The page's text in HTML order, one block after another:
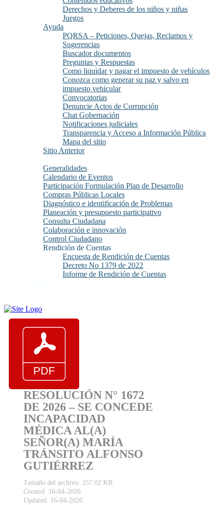
Derechos y Deberes de los niños y niñas
Juegos
Ayuda
PQRSA – Peticiones, Quejas, Reclamos y
Sugerencias
Buscador documentos
Preguntas y Respuestas
Como liquidar y pagar el impuesto de vehículos
Conozca como generar su paz y salvo en
impuesto vehicular
Convocatorias
Denuncie Actos de Corrupción
Chat Gobernación
Notificaciones judiciales
Transparencia y Acceso a Información Pública
Mapa del sitio
Sitio Anterior
Generalidades
Calendario de Eventos
Participación Formulación Plan de Desarrollo
Compras Públicas Locales
Diagnóstico e identificación de Problemas
Planeación y presupuesto participativo
Consulta Ciudadana
Colaboración e innovación
Control Ciudadano
Rendición de Cuentas
Encuesta de Rendición de Cuentas
Decreto No 1379 de 2022
Informe de Rendición de Cuentas
RESOLUCIÓN N° 1672
DE 2026 – SE CONCEDE
INCAPACIDAD
MÉDICA AL(A)
SEÑOR(A) MARÍA
TRÁNSITO ALFONSO
GUTIÉRREZ
Tamaño del archivo: 257.02 KB
Created: 16-04-2026
Updated: 16-04-2026